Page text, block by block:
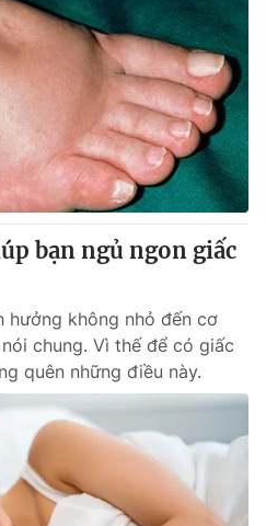
VTV Thể thao
Bất động sản
Tấm lòng Việt
Vươn mình bằng AI
VTV8
English
bạn ngủ ngon giấc
hưởng không nhỏ đến cơ
chung. Vì thế để có giấc
quên những điều này.